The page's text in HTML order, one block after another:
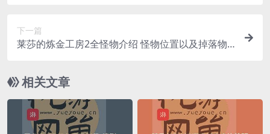
下一篇
莱莎的炼金工房2全怪物介绍 怪物位置以及掉落物
相关文章